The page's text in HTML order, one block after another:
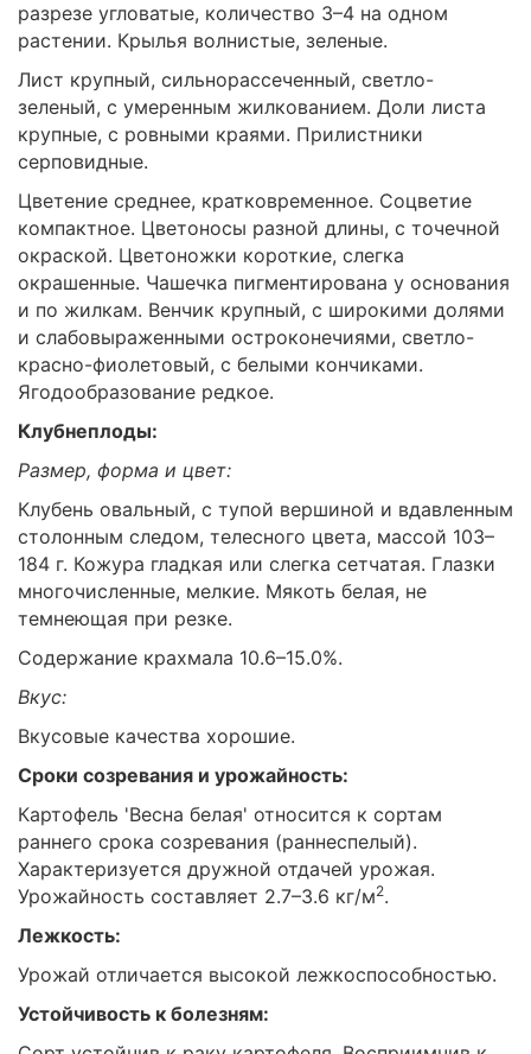
разрезе угловатые, количество 3–4 на одном
растении. Крылья волнистые, зеленые.
Лист крупный, сильнорассеченный, светло-
зеленый, с умеренным жилкованием. Доли листа
крупные, с ровными краями. Прилистники
серповидные.
Цветение среднее, кратковременное. Соцветие
компактное. Цветоносы разной длины, с точечной
окраской. Цветоножки короткие, слегка
окрашенные. Чашечка пигментирована у основания
и по жилкам. Венчик крупный, с широкими долями
и слабовыраженными остроконечиями, светло-
красно-фиолетовый, с белыми кончиками.
Ягодообразование редкое.
Клубнеплоды:
Размер, форма и цвет:
Клубень овальный, с тупой вершиной и вдавленным
столонным следом, телесного цвета, массой 103–
184 г. Кожура гладкая или слегка сетчатая. Глазки
многочисленные, мелкие. Мякоть белая, не
темнеющая при резке.
Содержание крахмала 10.6–15.0%.
Вкус:
Вкусовые качества хорошие.
Сроки созревания и урожайность:
Картофель 'Весна белая' относится к сортам
раннего срока созревания (раннеспелый).
Характеризуется дружной отдачей урожая.
Урожайность составляет 2.7–3.6 кг/м2.
Лежкость:
Урожай отличается высокой лежкоспособностью.
Устойчивость к болезням: